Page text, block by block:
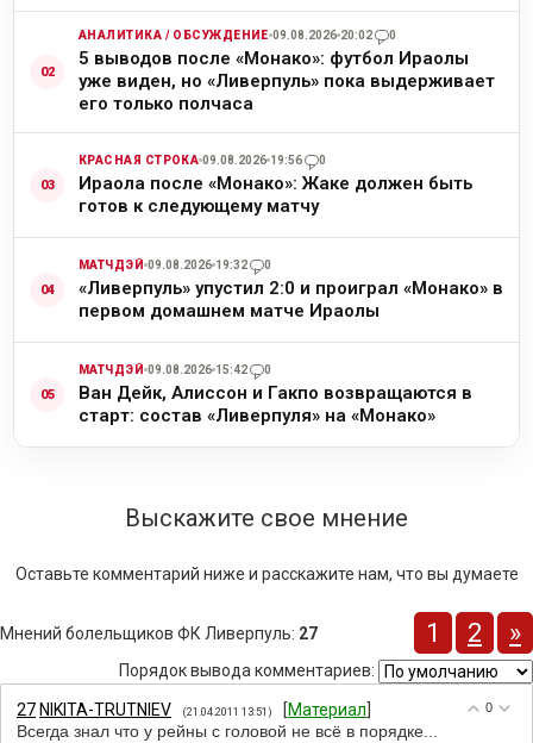
АНАЛИТИКА / ОБСУЖДЕНИЕ 09.08.2026 20:02 0
5 выводов после «Монако»: футбол Ираолы
уже виден, но «Ливерпуль» пока выдерживает
его только полчаса
КРАСНАЯ СТРОКА 09.08.2026 19:56 0
Ираола после «Монако»: Жаке должен быть
готов к следующему матчу
МАТЧДЭЙ 09.08.2026 19:32 0
«Ливерпуль» упустил 2:0 и проиграл «Монако» в
первом домашнем матче Ираолы
МАТЧДЭЙ 09.08.2026 15:42 0
Ван Дейк, Алиссон и Гакпо возвращаются в
старт: состав «Ливерпуля» на «Монако»
Выскажите свое мнение
Оставьте комментарий ниже и расскажите нам, что вы думаете
Мнений болельщиков ФК Ливерпуль: 27 1 2 »
Порядок вывода комментариев:
0
27 NIKITA-TRUTNIEV (21.04.2011 13:51) [Материал
Всегда знал что у рейны с головой не всё в порядке...